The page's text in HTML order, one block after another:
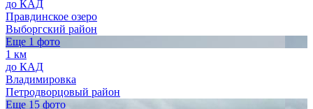
до КАД
Правдинское озеро
Выборгский район
Еще 1 фото
1 км
до КАД
Владимировка
Петродворцовый район
Еще 15 фото